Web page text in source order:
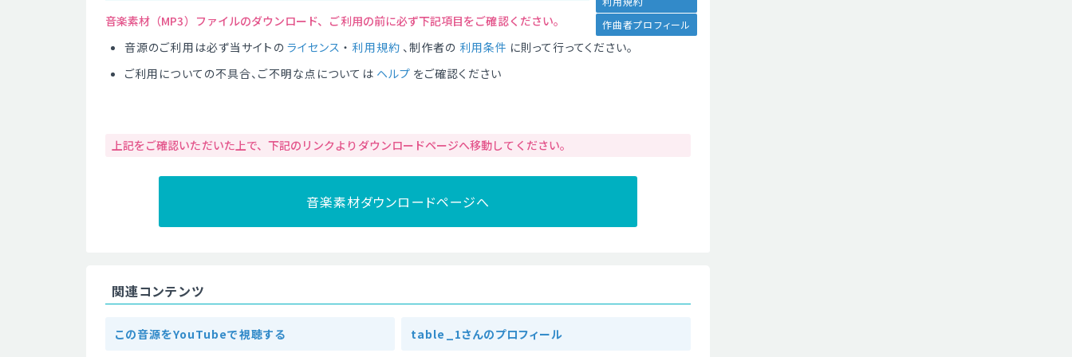
作曲者プロフィール
音楽素材（MP3）ファイルのダウンロード、ご利用の前に必ず下記項目をご確認ください。
音源のご利用は必ず当サイトの ライセンス ・ 利用規約 、制作者の 利用条件 に則って行ってください。
ご利用についての不具合、ご不明な点については ヘルプ をご確認ください
上記をご確認いただいた上で、下記のリンクよりダウンロードページへ移動してください。
音楽素材ダウンロードページへ
関連コンテンツ
この音源をYouTubeで視聴する table_1さんのプロフィール